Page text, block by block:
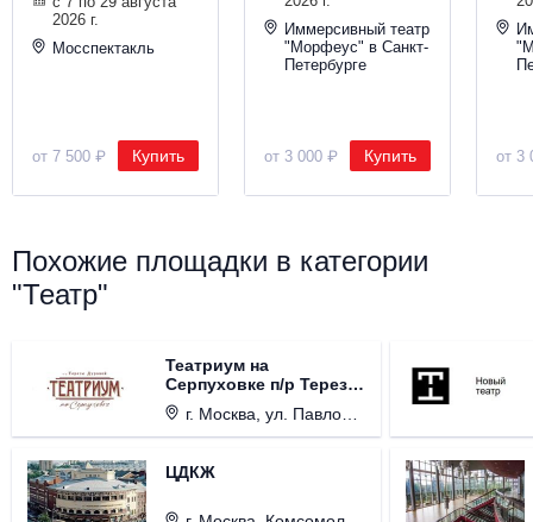
2026 г.
Мосспектакль
от 7 500 ₽ Купить
Иммерсивный театр
"Морфеус" в Санкт-
Петербурге
от 3 000 ₽ Купить от 3
Похожие площадки в категории
"Театр"
Театриум на
Серпуховке п/р Терезы
Дуровой
г. Москва, ул. Павловская, д. 6.
ЦДКЖ